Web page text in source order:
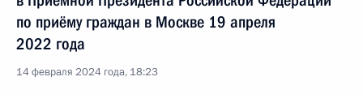
по приёму граждан в Москве 19 апреля
2022 года
14 февраля 2024 года, 18:23